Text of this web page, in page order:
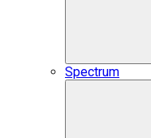
Spectrum